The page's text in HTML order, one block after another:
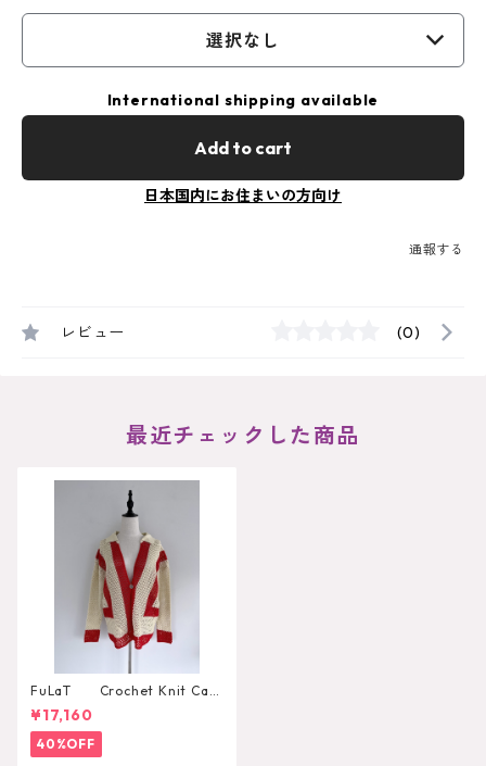
選択なし
International shipping available
Add to cart
日本国内にお住まいの方向け
通報する
レビュー (0)
最近チェックした商品
FuLaT Crochet Knit Car
digan
¥17,160
40%OFF